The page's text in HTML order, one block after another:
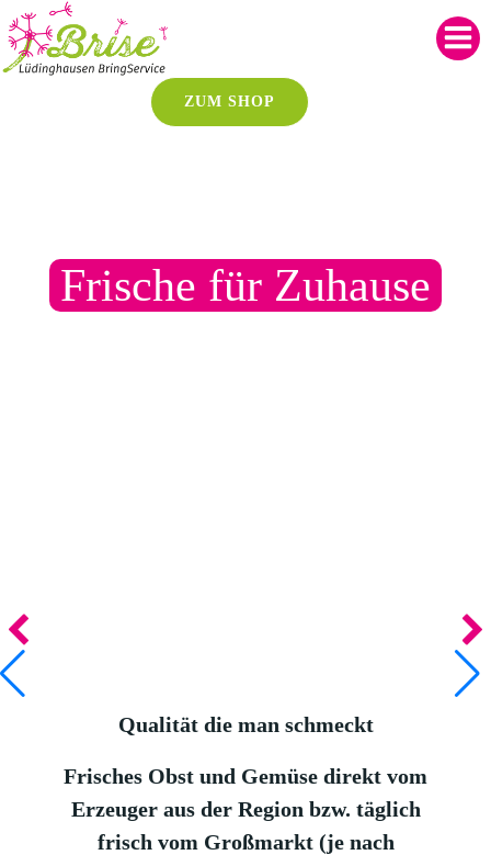
ZUM SHOP
Frische für Zuhause
Qualität die man schmeckt
Frisches Obst und Gemüse direkt vom
Erzeuger aus der Region bzw. täglich
frisch vom Großmarkt (je nach